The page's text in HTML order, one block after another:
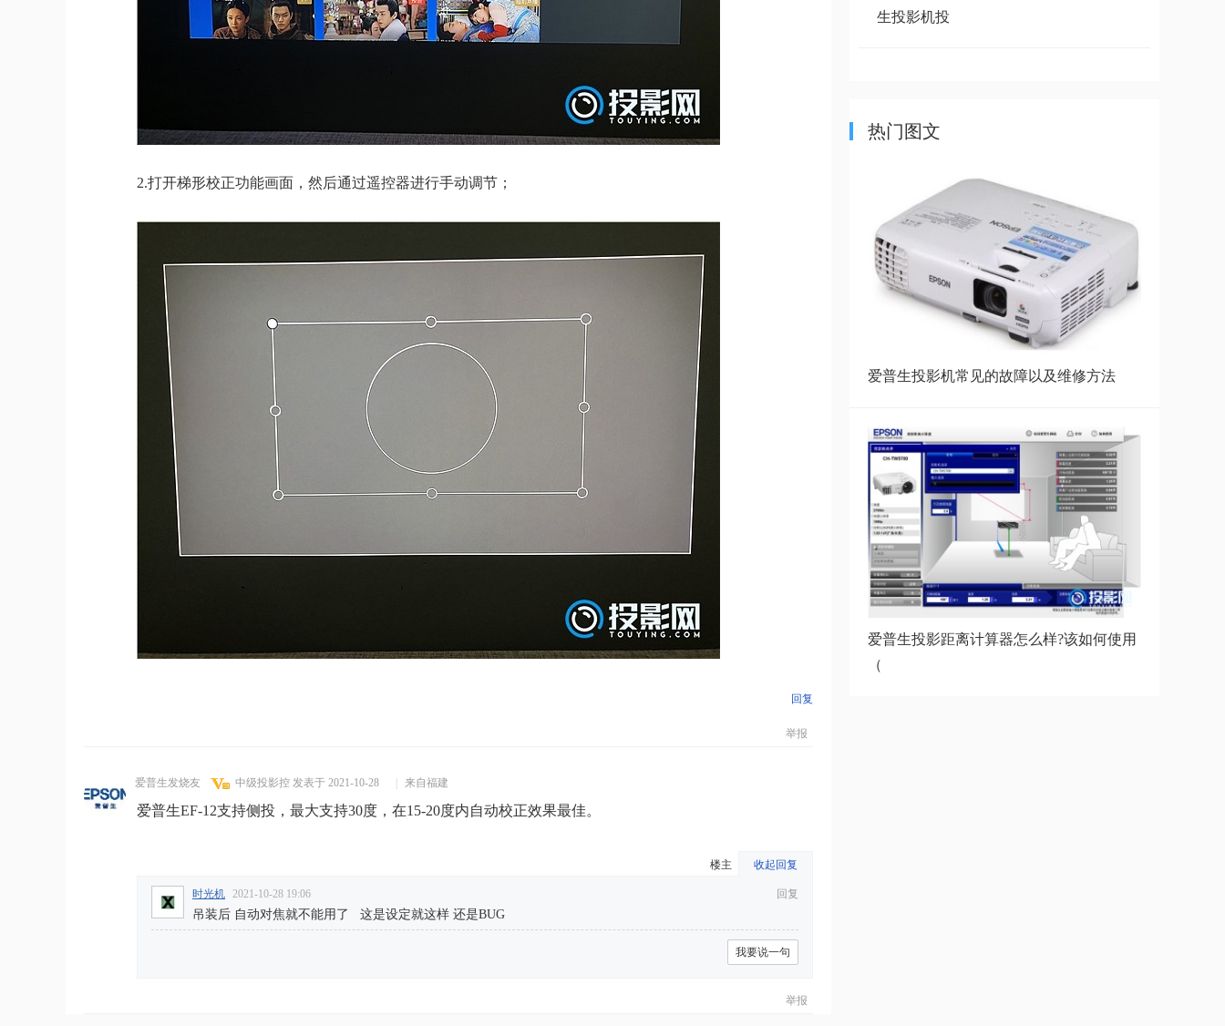
2.打开梯形校正功能画面，然后通过遥控器进行手动调节；
回复
举报
爱普生发烧友 中级投影控 发表于 2021-10-28 来自福建
爱普生EF-12支持侧投，最大支持30度，在15-20度内自动校正效果最佳。
楼主 收起回复
时光机 2021-10-28 19:06 回复
吊装后 自动对焦就不能用了 这是设定就这样 还是BUG
我要说一句
举报
生投影机投
+投影距离
想自己制作爱普生投影机用的串口
电缆怎么弄
爱普生投影的图像模糊怎么办？详
细教程
爱普生投影仪参数表,高端爱普生
投影机参数
爱普生EF-15和当贝D5XPro哪款
好,爱普生EF-1
爱普生EF15投影仪测评:爱普生
EF15实测体验
热门图文
爱普生投影机常见的故障以及维修方法
爱普生投影距离计算器怎么样?该如何使用
（